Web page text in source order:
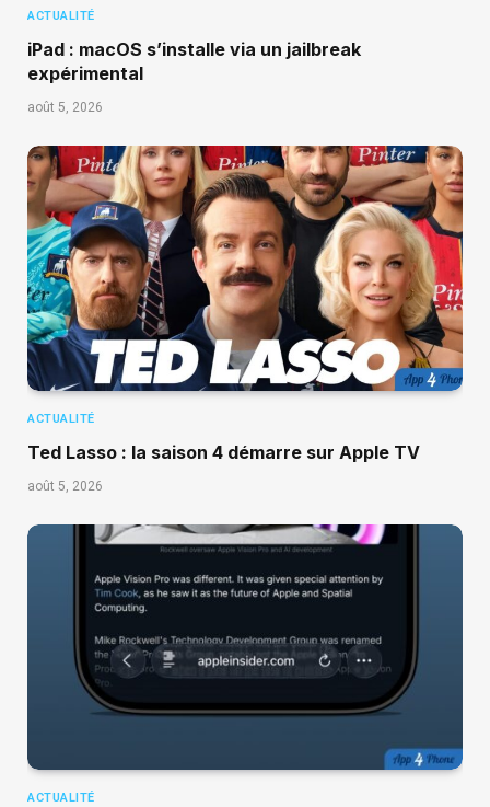
ACTUALITÉ
iPad : macOS s’installe via un jailbreak
expérimental
août 5, 2026
ACTUALITÉ
Ted Lasso : la saison 4 démarre sur Apple TV
août 5, 2026
ACTUALITÉ